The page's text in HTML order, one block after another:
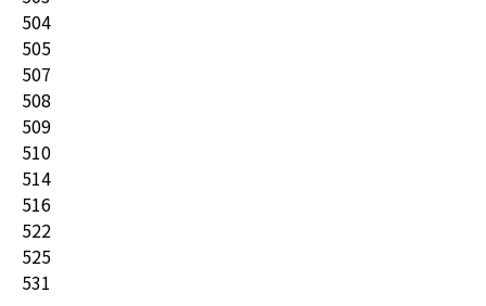
504
505
507
508
509
510
514
516
522
525
531